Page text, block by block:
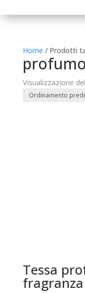
Home / Prodotti
Visualizzazione
Tessa